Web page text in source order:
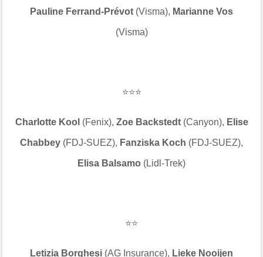
Pauline Ferrand-Prévot (Visma), Marianne Vos
(Visma)
⭐⭐⭐
Charlotte Kool (Fenix), Zoe Backstedt(Canyon), Elise
Chabbey (FDJ-SUEZ), Fanziska Koch (FDJ-SUEZ),
Elisa Balsamo (Lidl-Trek)
⭐⭐
Letizia Borghesi (AG Insurance), Lieke Nooijen